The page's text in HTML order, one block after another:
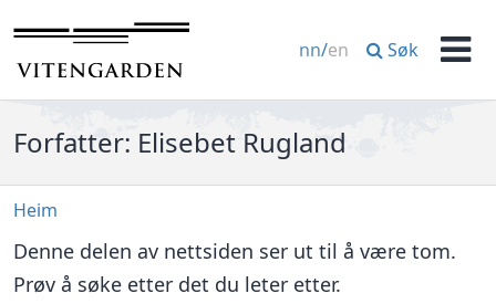
til
innhold
nn/en Søk
Forfatter: Elisebet Rugland
Heim
Denne delen av nettsiden ser ut til å være tom.
Prøv å søke etter det du leter etter.